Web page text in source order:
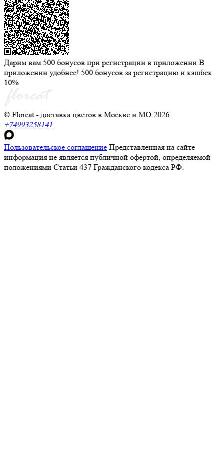
Дарим вам 500 бонусов при регистрации в приложении В
приложении удобнее! 500 бонусов за регистрацию и кэшбек
10%
© Florcat - доставка цветов в Москве и МО 2026
+74993258141
Пользовательское соглашение Представленная на сайте
информация не является публичной офертой, определяемой
положениями Статьи 437 Гражданского кодекса РФ.